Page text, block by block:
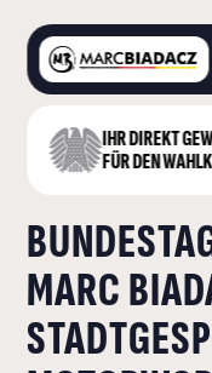
IHR DIREKT
FÜR DEN
MARC